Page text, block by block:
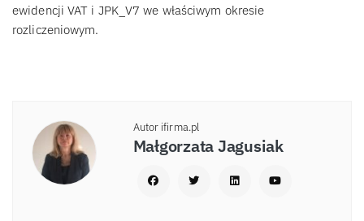
ewidencji VAT i JPK_V7 we właściwym okresie
rozliczeniowym.
Autor ifirma.pl
Małgorzata Jagusiak